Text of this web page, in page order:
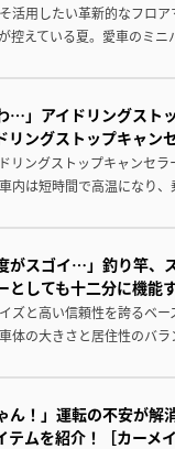
活用したい革新的なフロ
控えている夏。愛車のミ
…」アイドリングスト
リングストップキャン
リングストップキャンセ
内は短時間で高温になり
がスゴイ…」釣り竿、
しても十二分に機能
ズと高い信頼性を誇るベ
体の大きさと居住性のバ
ん！」運転の不安が
ムを紹介！［カーメ